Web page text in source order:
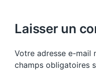
Laisser un
Votre adresse e-mail
champs obligatoires